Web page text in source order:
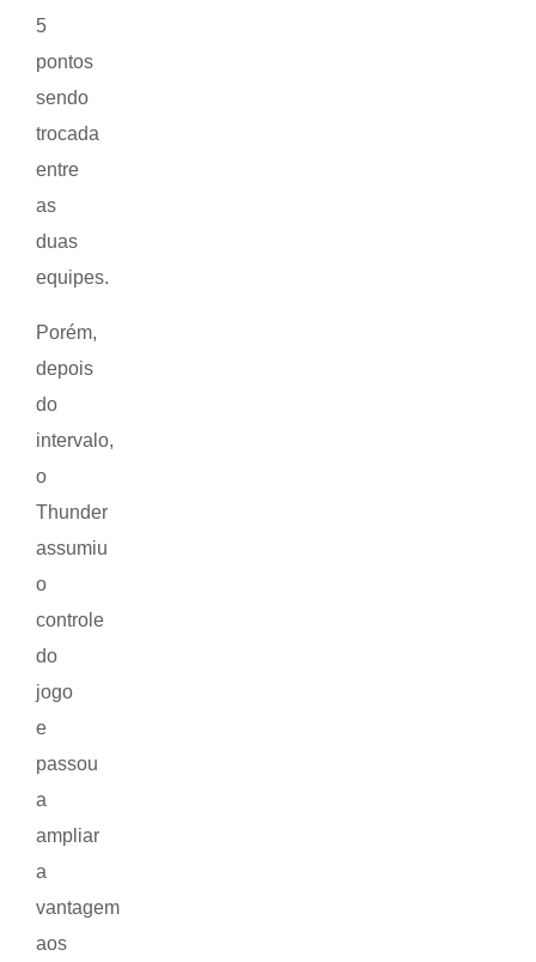
5
pontos
sendo
trocada
entre
as
duas
equipes.
Porém,
depois
do
intervalo,
o
Thunder
assumiu
o
controle
do
jogo
e
passou
a
ampliar
a
vantagem
aos